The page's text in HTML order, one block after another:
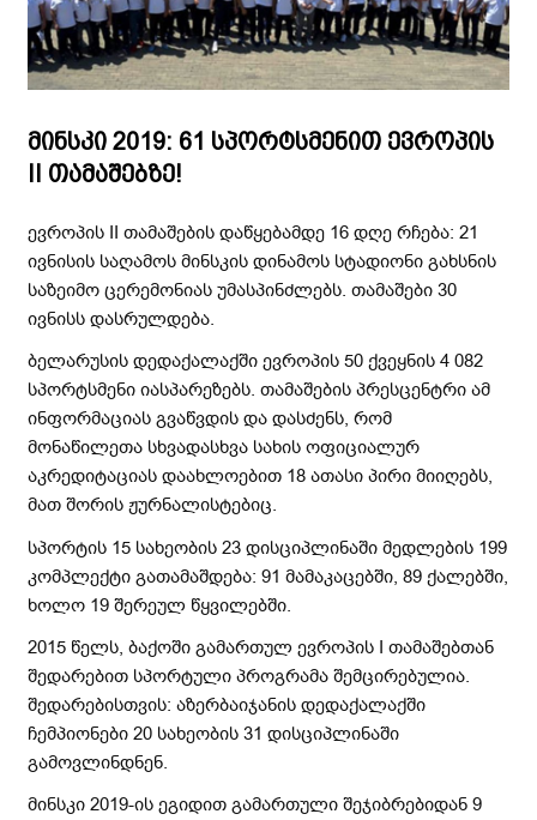
მინსკი 2019: 61 სპორტსმენით ევროპის
II თამაშებზე!
ევროპის II თამაშების დაწყებამდე 16 დღე რჩება: 21
ივნისის საღამოს მინსკის დინამოს სტადიონი გახსნის
საზეიმო ცერემონიას უმასპინძლებს. თამაშები 30
ივნისს დასრულდება.
ბელარუსის დედაქალაქში ევროპის 50 ქვეყნის 4 082
სპორტსმენი იასპარეზებს. თამაშების პრესცენტრი ამ
ინფორმაციას გვაწვდის და დასძენს, რომ
მონაწილეთა სხვადასხვა სახის ოფიციალურ
აკრედიტაციას დაახლოებით 18 ათასი პირი მიიღებს,
მათ შორის ჟურნალისტებიც.
სპორტის 15 სახეობის 23 დისციპლინაში მედლების 199
კომპლექტი გათამაშდება: 91 მამაკაცებში, 89 ქალებში,
ხოლო 19 შერეულ წყვილებში.
2015 წელს, ბაქოში გამართულ ევროპის I თამაშებთან
შედარებით სპორტული პროგრამა შემცირებულია.
შედარებისთვის: აზერბაიჯანის დედაქალაქში
ჩემპიონები 20 სახეობის 31 დისციპლინაში
გამოვლინდნენ.
მინსკი 2019-ის ეგიდით გამართული შეჯიბრებიდან 9